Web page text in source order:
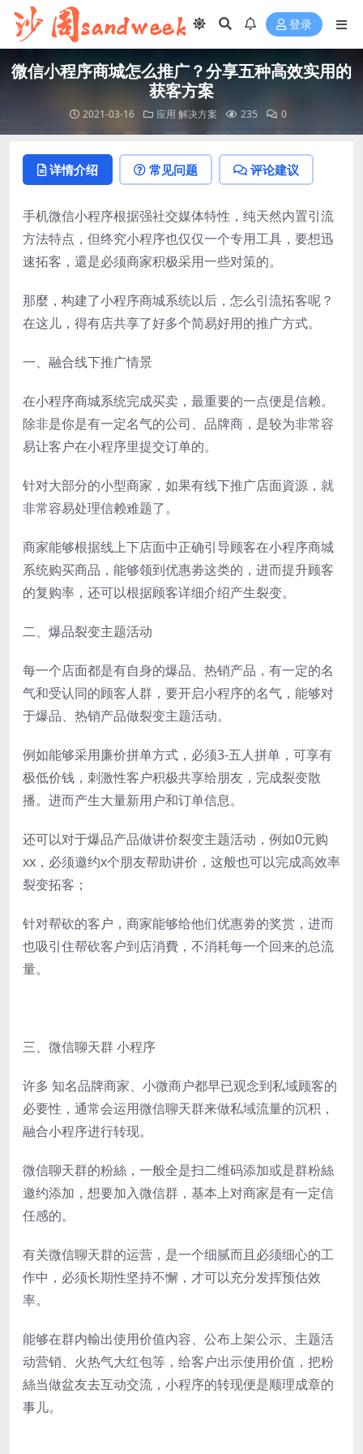
登录
微信小程序商城怎么推广？分享五种高效实用的
获客方案
2021-03-16 应用 解决方案 235 0
详情介绍 常见问题 评论建议
手机微信小程序根据强社交媒体特性，纯天然内置引流
方法特点，但终究小程序也仅仅一个专用工具，要想迅
速拓客，還是必须商家积极采用一些对策的。
那麼，构建了小程序商城系统以后，怎么引流拓客呢？
在这儿，得有店共享了好多个简易好用的推广方式。
一、融合线下推广情景
在小程序商城系统完成买卖，最重要的一点便是信赖。
除非是你是有一定名气的公司、品牌商，是较为非常容
易让客户在小程序里提交订单的。
针对大部分的小型商家，如果有线下推广店面資源，就
非常容易处理信赖难题了。
商家能够根据线上下店面中正确引导顾客在小程序商城
系统购买商品，能够领到优惠劵这类的，进而提升顾客
的复购率，还可以根据顾客详细介绍产生裂变。
二、爆品裂变主题活动
每一个店面都是有自身的爆品、热销产品，有一定的名
气和受认同的顾客人群，要开启小程序的名气，能够对
于爆品、热销产品做裂变主题活动。
例如能够采用廉价拼单方式，必须3-五人拼单，可享有
极低价钱，刺激性客户积极共享给朋友，完成裂变散
播。进而产生大量新用户和订单信息。
还可以对于爆品产品做讲价裂变主题活动，例如0元购
xx，必须邀约x个朋友帮助讲价，这般也可以完成高效率
裂变拓客；
针对帮砍的客户，商家能够给他们优惠劵的奖赏，进而
也吸引住帮砍客户到店消費，不消耗每一个回来的总流
量。
三、微信聊天群 小程序
许多 知名品牌商家、小微商户都早已观念到私域顾客的
必要性，通常会运用微信聊天群来做私域流量的沉积，
融合小程序进行转现。
微信聊天群的粉絲，一般全是扫二维码添加或是群粉絲
邀约添加，想要加入微信群，基本上对商家是有一定信
任感的。
有关微信聊天群的运营，是一个细腻而且必须细心的工
作中，必须长期性坚持不懈，才可以充分发挥预估效
率。
能够在群内輸出使用价值內容、公布上架公示、主题活
动营销、火热气大红包等，给客户出示使用价值，把粉
絲当做盆友去互动交流，小程序的转现便是顺理成章的
事儿。